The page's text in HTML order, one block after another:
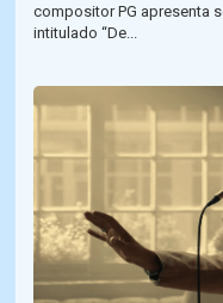
compositor PG apresenta
intitulado “De...